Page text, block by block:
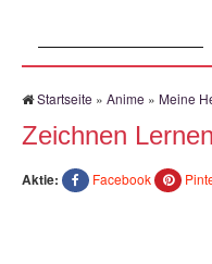
Startseite » Anime » Meine
Zeichnen
Aktie: Facebook